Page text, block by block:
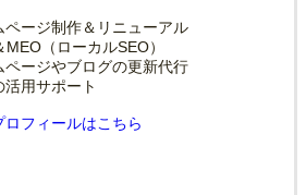
ページ制作＆リニューアル
MEO（ローカルSEO）
ページやブログの更新代行
活用サポート
ロフィールはこちら